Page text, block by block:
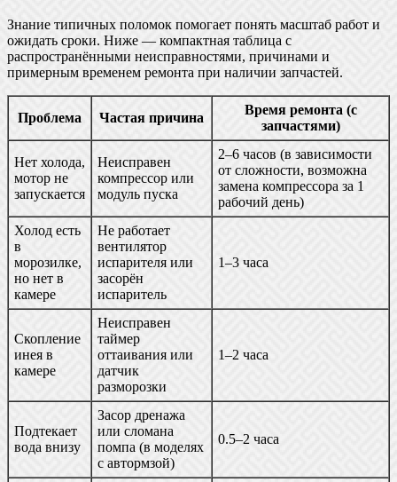
Знание типичных поломок помогает понять масштаб работ и
ожидать сроки. Ниже — компактная таблица с
распространёнными неисправностями, причинами и
примерным временем ремонта при наличии запчастей.
Проблема Частая причина
Время ремонта (с
запчастями)
Нет холода,
мотор не
запускается
Неисправен
компрессор или
модуль пуска
2–6 часов (в зависимости
от сложности, возможна
замена компрессора за 1
рабочий день)
Холод есть
в
морозилке,
но нет в
камере
Не работает
вентилятор
испарителя или
засорён
испаритель
1–3 часа
Скопление
инея в
камере
Неисправен
таймер
оттаивания или
датчик
разморозки
1–2 часа
Подтекает
вода внизу
Засор дренажа
или сломана
помпа (в моделях
с автормзой)
0.5–2 часа